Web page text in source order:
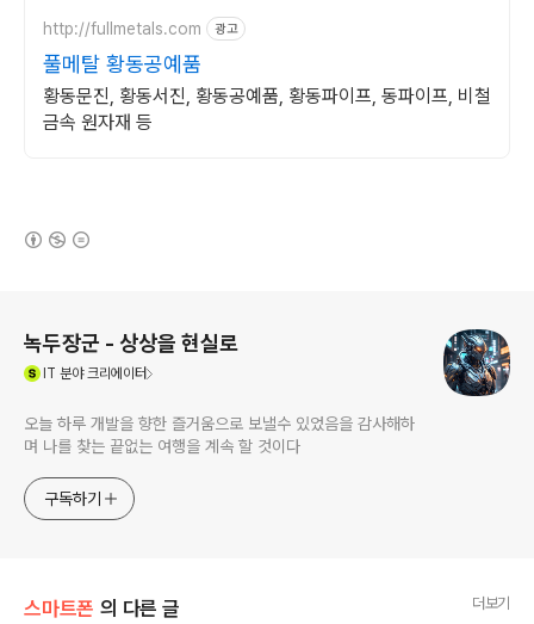
http://fullmetals.com 광고
풀메탈 황동공예품
황동문진, 황동서진, 황동공예품, 황동파이프, 동파이프, 비철
금속 원자재 등
녹두장군 - 상상을 현실로
IT 분야 크리에이터
오늘 하루 개발을 향한 즐거움으로 보낼수 있었음을 감사해하
며 나를 찾는 끝없는 여행을 계속 할 것이다
구독하기
스마트폰 의 다른 글 더보기